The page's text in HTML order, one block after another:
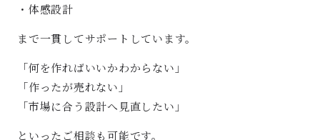
・体感設計
まで一貫してサポートしています。
「何を作ればいいかわからない」
「作ったが売れない」
「市場に合う設計へ見直したい」
といったご相談も可能です。